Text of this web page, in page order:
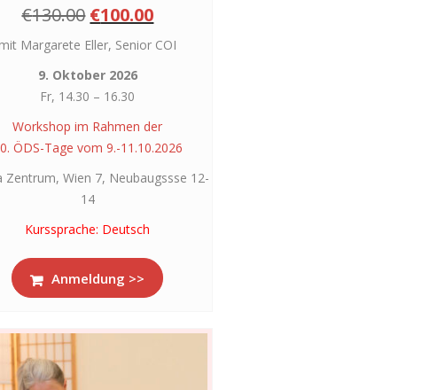
€130.00 Ursprünglicher
Preis
war:
€130.00
€100.00Aktueller
Preis
ist:
mit Margarete Eller, Senior COI
9. Oktober 2026
Fr, 14.30 – 16.30
Workshop im Rahmen der
ÖDS-Tage vom 9.-11.10.2026
Zentrum, Wien 7, Neubaugssse 12-
14
Kurssprache: Deutsch
Anmeldung >>